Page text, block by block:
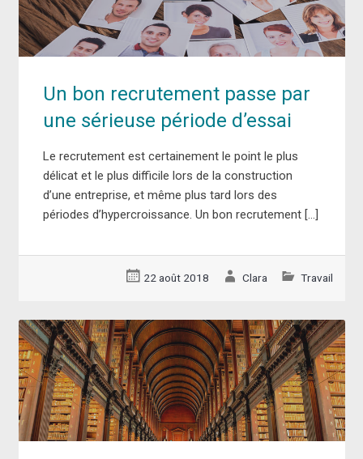
Un bon recrutement passe par
une sérieuse période d’essai
Le recrutement est certainement le point le plus
délicat et le plus difficile lors de la construction
d’une entreprise, et même plus tard lors des
périodes d’hypercroissance. Un bon recrutement […]
22 août 2018 Clara Travail